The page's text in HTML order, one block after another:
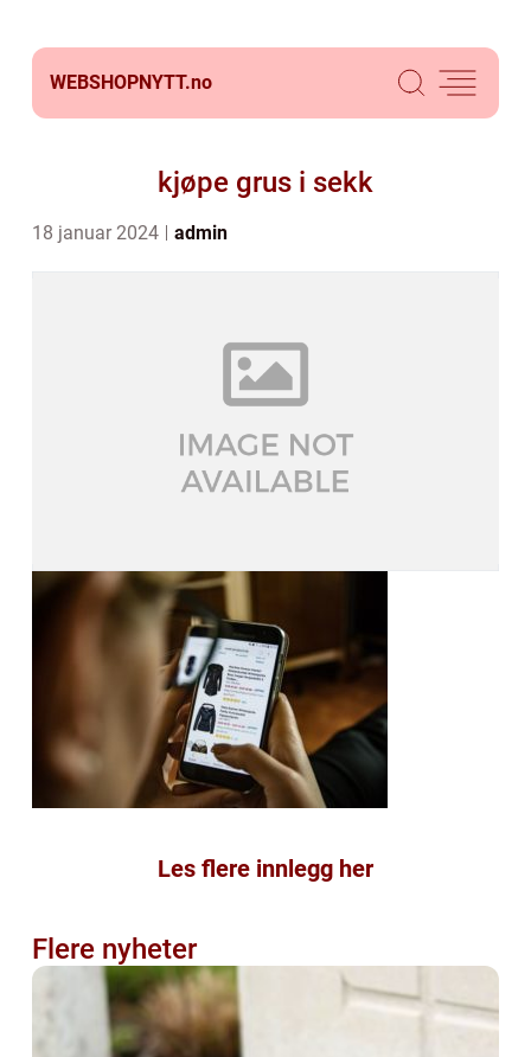
WEBSHOPNYTT.no
kjøpe grus i sekk
18 januar 2024 admin
Les flere innlegg her
Flere nyheter